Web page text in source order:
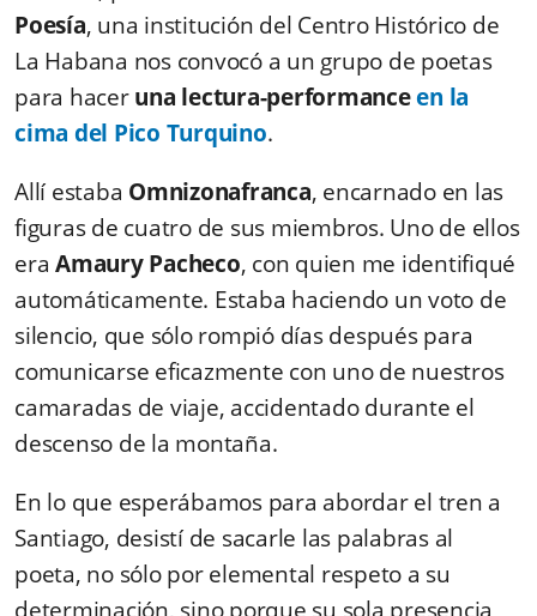
Poesía, una institución del Centro Histórico de
La Habana nos convocó a un grupo de poetas
para haceruna lectura-performanceen la
cima del Pico Turquino.
Allí estaba Omnizonafranca, encarnado en las
figuras de cuatro de sus miembros. Uno de ellos
era Amaury Pacheco, con quien me identifiqué
automáticamente. Estaba haciendo un voto de
silencio, que sólo rompió días después para
comunicarse eficazmente con uno de nuestros
camaradas de viaje, accidentado durante el
descenso de la montaña.
En lo que esperábamos para abordar el tren a
Santiago, desistí de sacarle las palabras al
poeta, no sólo por elemental respeto a su